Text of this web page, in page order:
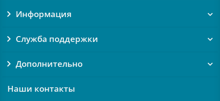
Информация
Служба поддержки
Дополнительно
Наши контакты